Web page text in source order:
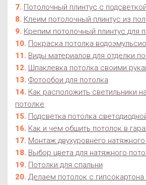
Потолочный плинтус с подсветкой
Клеим потолочный плинтус из
Крепим потолочный плинтус для
Покраска потолка
Виды материалов для отделки
Шпаклевка потолка своими
Фотообои для потолка
Как расположить светильники
потолке
Подсветка потолка
Как и чем обшить потолок в
Монтаж двухуровнего
Выбор цвета для натяжного
Потолки для спальни
Делаем потолок с гипсокартона